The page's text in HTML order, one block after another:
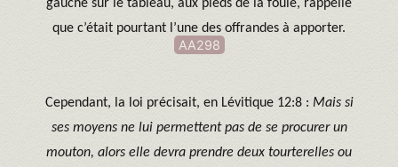
gauche sur le tableau, aux pieds de la foule, rappelle
que c’était pourtant l’une des offrandes à apporter.
AA298
Cependant, la loi précisait, en Lévitique 12:8 : Mais si
ses moyens ne lui permettent pas de se procurer un
mouton, alors elle devra prendre deux tourterelles ou